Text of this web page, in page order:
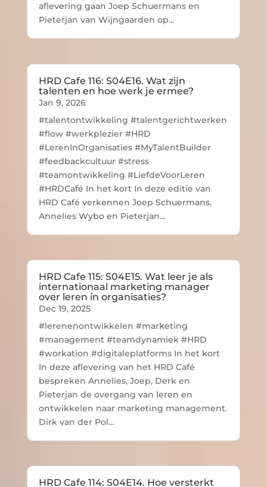
aflevering gaan Joep Schuermans en
Pieterjan van Wijngaarden op...
HRD Cafe 116: S04E16. Wat zijn
talenten en hoe werk je ermee?
Jan 9, 2026
#talentontwikkeling #talentgerichtwerken
#flow #werkplezier #HRD
#LerenInOrganisaties #MyTalentBuilder
#feedbackcultuur #stress
#teamontwikkeling #LiefdeVoorLeren
#HRDCafé In het kort In deze editie van
HRD Café verkennen Joep Schuermans,
Annelies Wybo en Pieterjan...
HRD Cafe 115: S04E15. Wat leer je als
internationaal marketing manager
over leren in organisaties?
Dec 19, 2025
#lerenenontwikkelen #marketing
#management #teamdynamiek #HRD
#workation #digitaleplatforms In het kort
In deze aflevering van het HRD Café
bespreken Annelies, Joep, Derk en
Pieterjan de overgang van leren en
ontwikkelen naar marketing management.
Dirk van der Pol...
HRD Cafe 114: S04E14. Hoe versterkt